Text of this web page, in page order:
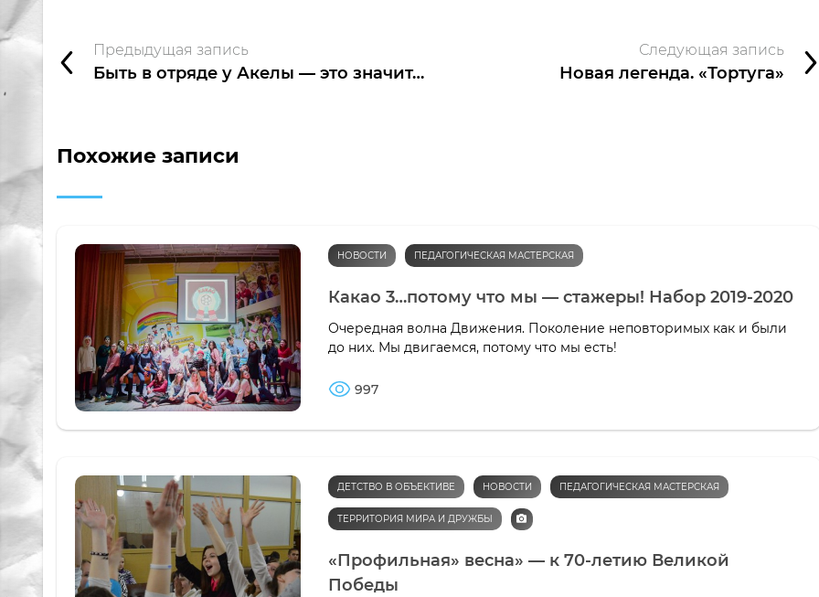
Предыдущая запись
Быть в отряде у Акелы — это значит…
Следующая запись
Новая легенда. «Тортуга»
Похожие записи
НОВОСТИ ПЕДАГОГИЧЕСКАЯ МАСТЕРСКАЯ
Какао 3…потому что мы — стажеры! Набор 2019-2020
Очередная волна Движения. Поколение неповторимых как и были
до них. Мы двигаемся, потому что мы есть!
997
ДЕТСТВО В ОБЪЕКТИВЕ НОВОСТИ ПЕДАГОГИЧЕСКАЯ МАСТЕРСКАЯ
ТЕРРИТОРИЯ МИРА И ДРУЖБЫ
«Профильная» весна» — к 70-летию Великой
Победы